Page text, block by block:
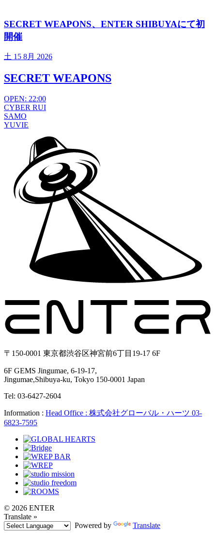
SECRET WEAPONS、ENTER SHIBUYAにて初
開催
土 15 8月 2026
SECRET WEAPONS
OPEN: 22:00
CYBER RUI
SAMO
YUVIE
〒150-0001 東京都渋谷区神宮前6丁目19-17 6F
6F GEMS Jingumae, 6-19-17,
Jingumae,Shibuya-ku, Tokyo 150-0001 Japan
Tel: 03-6427-2604
Information : Head Office : 株式会社グローバル・ハーツ 03-
6823-7595
© 2026 ENTER
Translate »
Powered by
Translate